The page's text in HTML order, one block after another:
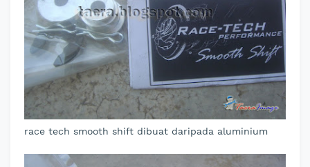
race tech smooth shift dibuat daripada aluminium